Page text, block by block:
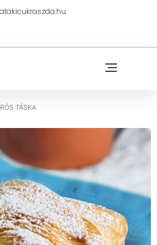
TÁSKA